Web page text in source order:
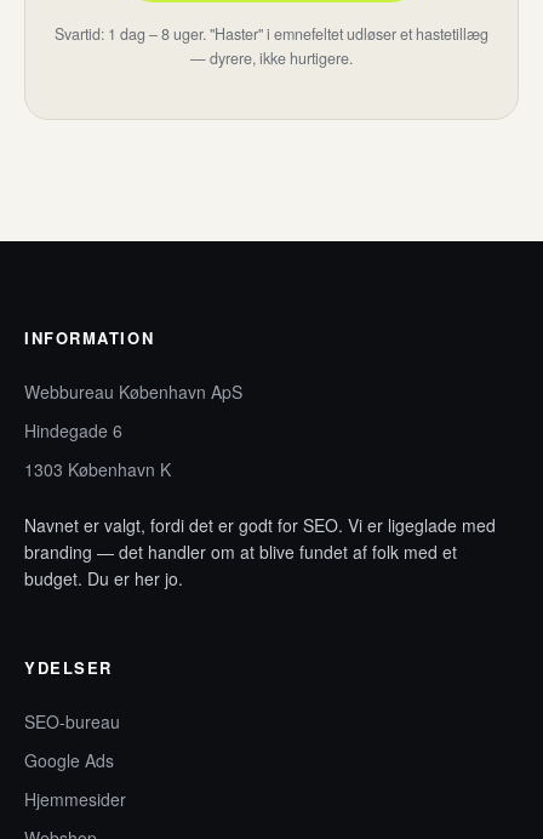
Svartid: 1 dag – 8 uger. "Haster" i emnefeltet udløser et hastetillæg
— dyrere, ikke hurtigere.
INFORMATION
Webbureau København ApS
Hindegade 6
1303 København K
Navnet er valgt, fordi det er godt for SEO. Vi er ligeglade med
branding — det handler om at blive fundet af folk med et
budget. Du er her jo.
YDELSER
SEO-bureau
Google Ads
Hjemmesider